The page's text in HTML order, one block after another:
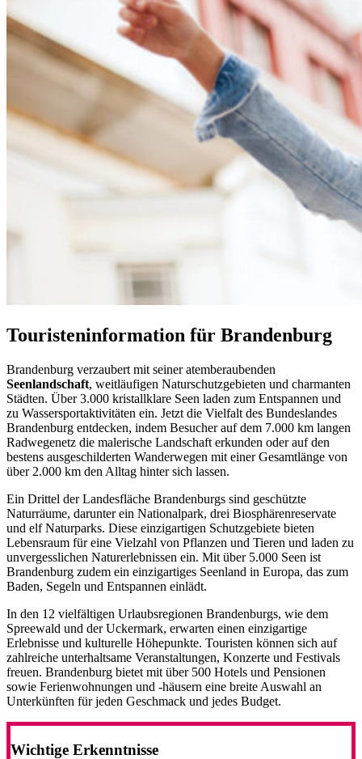
Touristeninformation für Brandenburg
Brandenburg verzaubert mit seiner atemberaubenden
Seenlandschaft, weitläufigen Naturschutzgebieten und charmanten
Städten. Über 3.000 kristallklare Seen laden zum Entspannen und
zu Wassersportaktivitäten ein. Jetzt die Vielfalt des Bundeslandes
Brandenburg entdecken, indem Besucher auf dem 7.000 km langen
Radwegenetz die malerische Landschaft erkunden oder auf den
bestens ausgeschilderten Wanderwegen mit einer Gesamtlänge von
über 2.000 km den Alltag hinter sich lassen.
Ein Drittel der Landesfläche Brandenburgs sind geschützte
Naturräume, darunter ein Nationalpark, drei Biosphärenreservate
und elf Naturparks. Diese einzigartigen Schutzgebiete bieten
Lebensraum für eine Vielzahl von Pflanzen und Tieren und laden zu
unvergesslichen Naturerlebnissen ein. Mit über 5.000 Seen ist
Brandenburg zudem ein einzigartiges Seenland in Europa, das zum
Baden, Segeln und Entspannen einlädt.
In den 12 vielfältigen Urlaubsregionen Brandenburgs, wie dem
Spreewald und der Uckermark, erwarten einen einzigartige
Erlebnisse und kulturelle Höhepunkte. Touristen können sich auf
zahlreiche unterhaltsame Veranstaltungen, Konzerte und Festivals
freuen. Brandenburg bietet mit über 500 Hotels und Pensionen
sowie Ferienwohnungen und -häusern eine breite Auswahl an
Unterkünften für jeden Geschmack und jedes Budget.
Wichtige Erkenntnisse